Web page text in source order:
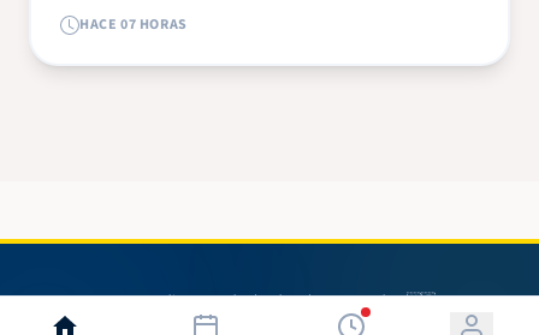
HACE 07 HORAS
© 2026 Radio 580. Todos los derechos reservados. 🇳🇮